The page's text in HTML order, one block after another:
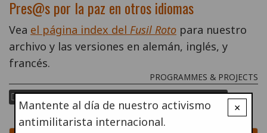
Pres@s por la paz en otros idiomas
Vea el página index del Fusil Roto para nuestro
archivo y las versiones en alemán, inglés, y
francés.
PROGRAMMES & PROJECTS
día de prisioneros y prisioneras por la paz
×
Mantente al día de nuestro activismo
antimilitarista internacional.